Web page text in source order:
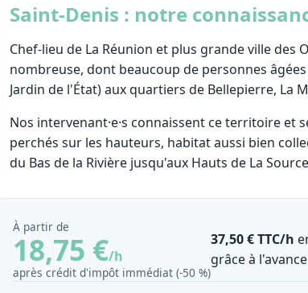
Saint-Denis : notre
Chef-lieu de La Réunion et plus grande ville
nombreuse, dont beaucoup de personnes
Jardin de l'État) aux quartiers de Bellepierre, La
Nos intervenant·e·s connaissent ce territoire
perchés sur les hauteurs, habitat aussi bien
du Bas de la Rivière jusqu'aux Hauts de La
À partir de
18,75 €/h
après crédit d'impôt immédiat (‑50 %)
37,50 € TTC/h
grâce à